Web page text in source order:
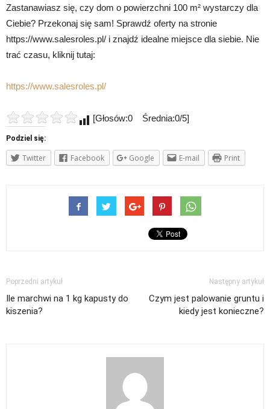
Zastanawiasz się, czy dom o powierzchni 100 m² wystarczy dla
Ciebie? Przekonaj się sam! Sprawdź oferty na stronie
https://www.salesroles.pl/ i znajdź idealne miejsce dla siebie. Nie
trać czasu, kliknij tutaj:
https://www.salesroles.pl/
[Głosów:0 Średnia:0/5]
Podziel się:
Twitter Facebook Google E-mail Print
Poprzedni artykuł
Ile marchwi na 1 kg kapusty do
kiszenia?
Następny artykuł
Czym jest palowanie gruntu i
kiedy jest konieczne?